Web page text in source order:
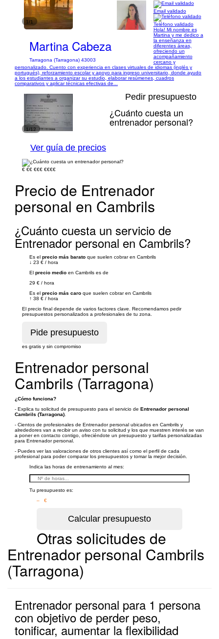
1/1
Martina Cabeza
Tarragona (Tarragona) 43003
Email validado
Teléfono validado
Hola! Mi nombre es
Martina y me dedico a
la enseñanza en
diferentes áreas,
ofreciendo un
acompañamiento
cercano y
personalizado. Cuento con experiencia en clases virtuales de idiomas (inglés y
portugués), reforzamiento escolar y apoyo para ingreso universitario, donde ayudo
a los estudiantes a organizar su estudio, elaborar resúmenes, cuadros
comparativos y aplicar técnicas efectivas de...
1/12
Pedir presupuesto
¿Cuánto cuesta un
entrenador personal?
Ver guía de precios
€ €€ €€€ €€€€
Precio de Entrenador
personal en Cambrils
¿Cuánto cuesta un servicio de
Entrenador personal en Cambrils?
Es el precio más barato que suelen cobrar en Cambrils
↓ 23 € / hora
El precio medio en Cambrils es de
29 € / hora
Es el precio más caro que suelen cobrar en Cambrils
↑ 38 € / hora
El precio final depende de varios factores clave. Recomendamos pedir
presupuestos personalizados a profesionales de tu zona.
es gratis y sin compromiso
Entrenador personal
Cambrils (Tarragona)
¿Cómo funciona?
- Explica tu solicitud de presupuesto para el servicio de Entrenador personal
Cambrils (Tarragona)
- Cientos de profesionales de Entrenador personal ubicados en Cambrils y
alrededores van a recibir un aviso con tu solicitud y los que muestren interés se van
a poner en contacto contigo, ofreciéndote un presupuesto y tarifas personalizadas
para Entrenador personal.
- Puedes ver las valoraciones de otros clientes así como el perfil de cada
profesional para poder comparar los presupuestos y tomar la mejor decisión.
Indica las horas de entrenamiento al mes:
Tu presupuesto es:
– €
Otras solicitudes de
Entrenador personal Cambrils
(Tarragona)
Entrenador personal para 1 persona
con objetivo de perder peso,
tonificar, aumentar la flexibilidad